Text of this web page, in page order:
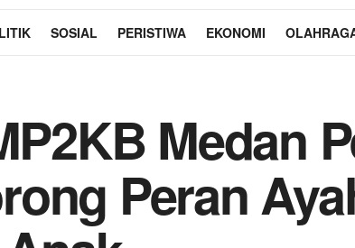
SOSIAL PERISTIWA EKONOMI
Medan
Peran